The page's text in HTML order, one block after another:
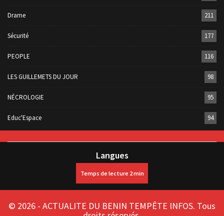
Drame 211
Sécurité 177
PEOPLE 116
LES GUILLEMETS DU JOUR 98
NÉCROLOGIE 95
Educ'Espace 94
Langues
© 2026 - ACTUALITE DU BENIN TEMPÊTE INFOS. Tous